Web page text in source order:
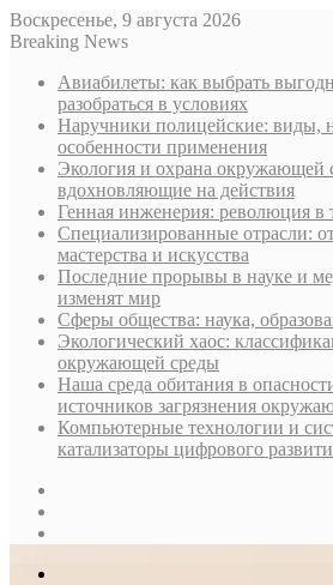
Воскресенье, 9 августа 2026
Breaking News
Авиабилеты: как выбрать
разобраться в условиях
Наручники полицейские: виды,
особенности применения
Экология и охрана окружающей
вдохновляющие на действия
Генная инженерия: революция в
Специализированные отрасли:
мастерства и искусства
Последние прорывы в науке и
изменят мир
Сферы общества: наука,
Экологический хаос:
окружающей среды
Наша среда обитания в
источников загрязнения
Компьютерные технологии и
катализаторы цифрового